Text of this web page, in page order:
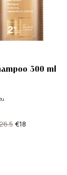
300 ml
€18